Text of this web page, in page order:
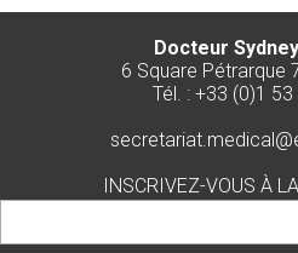
Docteur
6 Square Pétrarque
Tél. : +33 (0)1
INSCRIVEZ-VOUS À